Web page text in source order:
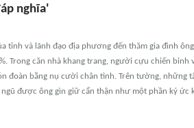
nghĩa'
tỉnh và lãnh đạo địa phương đến thăm gia đình ông
Trong căn nhà khang trang, người cựu chiến binh
đoàn bằng nụ cười chân tình. Trên tường, những
được ông gìn giữ cẩn thận như một phần ký ức